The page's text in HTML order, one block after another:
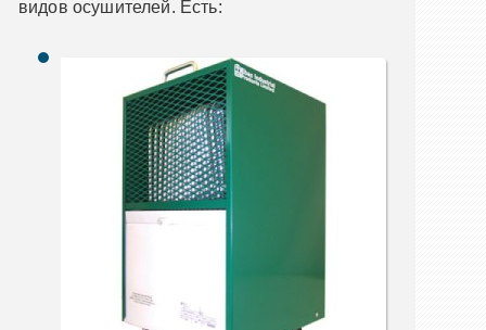
видов осушителей. Есть: